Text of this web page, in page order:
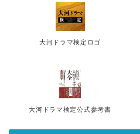
大河ドラマ検定ロゴ
大河ドラマ検定公式参考書